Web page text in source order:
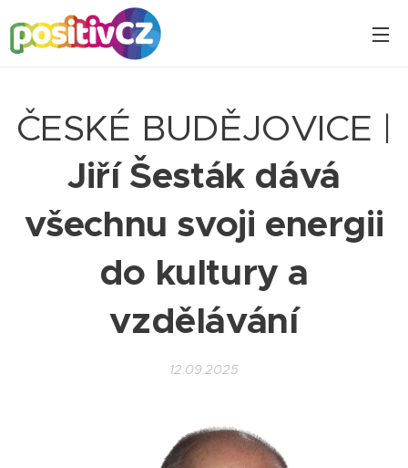
ČESKÉ BUDĚJOVICE |
Jiří Šesták dává
všechnu svoji energii
do kultury a
vzdělávání
12.09.2025